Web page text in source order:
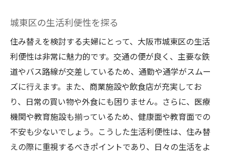
地域の発展と価値の関係
適切なタイミングを見極める
未来を見据えた住み替えプランニングのすすめ
ライフスタイルの変化に備える
長期計画と柔軟性のバランス
城東区での生活ビジョンを描く
住み替えに向けた準備ステップ
将来の変化を見越した選択
城東区の生活利便性を探る
住み替えを検討する夫婦にとって、大阪市城東区の生活
利便性は非常に魅力的です。交通の便が良く、主要な鉄
道やバス路線が交差しているため、通勤や通学がスムー
ズに行えます。また、商業施設や飲食店が充実してお
り、日常の買い物や外食にも困りません。さらに、医療
機関や教育施設も揃っているため、健康面や教育面での
不安も少ないでしょう。こうした生活利便性は、住み替
えの際に重視するべきポイントであり、日々の生活をよ